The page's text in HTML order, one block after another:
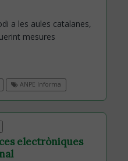
a les aules catalanes,
mesures
ANPE Informa
electròniques